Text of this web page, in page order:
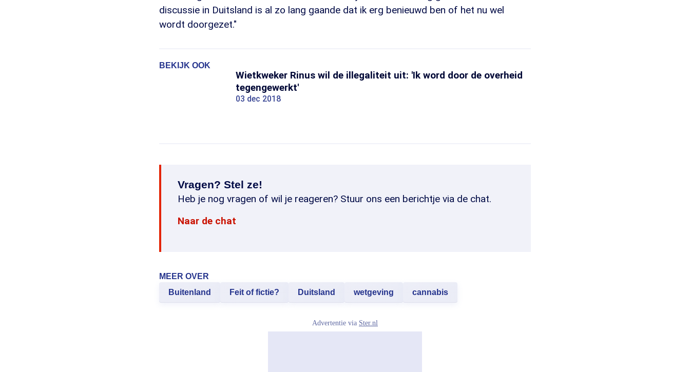
discussie in Duitsland is al zo lang gaande dat ik erg benieuwd ben of het nu wel
wordt doorgezet."
BEKIJK OOK
Wietkweker Rinus wil de illegaliteit uit: 'Ik word door de overheid
tegengewerkt'
03 dec 2018
Vragen? Stel ze!
Heb je nog vragen of wil je reageren? Stuur ons een berichtje via de chat.
Naar de chat
MEER OVER
Buitenland
Feit of fictie? Duitsland wetgeving cannabis
Advertentie via Ster.nl